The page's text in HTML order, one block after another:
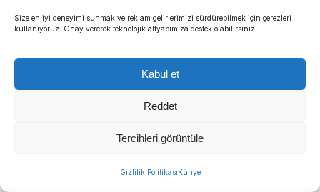
Size en iyi deneyimi sunmak ve reklam gelirlerimizi sürdürebilmek için çerezleri
kullanıyoruz. Onay vererek teknolojik altyapımıza destek olabilirsiniz.
Kabul et
Reddet
Tercihleri görüntüle
Gizlilik PolitikasıKünye
başkanlara destek ziyareti
Yücel de savcılığa gidiyor